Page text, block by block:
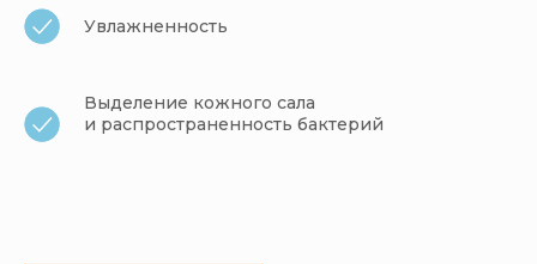
Увлажненность
Выделение кожного сала
и распространенность бактерий